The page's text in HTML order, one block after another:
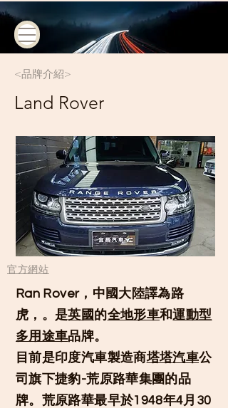
<品牌介紹>
Land Rover
​官方網站
Ran Rover，中國大陸譯為路
虎，。是英國 的全地形車和運動型
多用途車品牌。
目前是印度汽車製造商塔塔汽車公
司旗下捷豹-荒原路華集團的品
牌。荒原路華最早於1948年4月30